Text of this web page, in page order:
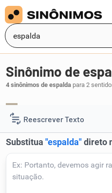
Reescrever Texto
Resumir Texto
Corrigir Texto
Sinônimo de
4 sinônimos de espalda para 2